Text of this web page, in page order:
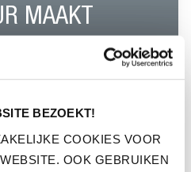
BEZOEKT!
COOKIES VOOR
OOK GEBRUIKEN
MAAKT
MOET NIET VOORUIT